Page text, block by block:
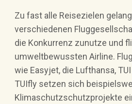
Zu fast alle Reisezielen
verschiedenen
die Konkurrenz zunutze und
umweltbewussten Airline.
wie Easyjet, die Lufthansa,
TUIfly setzen sich
Klimaschutzschutzprojekte